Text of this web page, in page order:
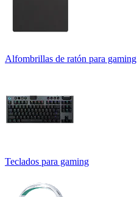
Alfombrillas de ratón para gaming
Teclados para gaming